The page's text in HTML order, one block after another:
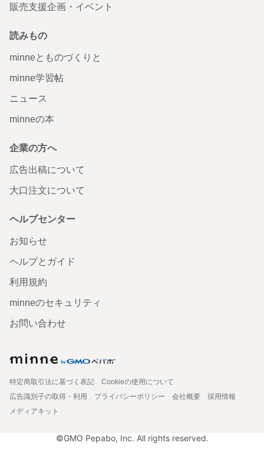
販売支援企画・イベント
読みもの
minneとものづくりと
minne学習帖
ニュース
minneの本
企業の方へ
広告出稿について
大口注文について
ヘルプセンター
お知らせ
ヘルプとガイド
利用規約
minneのセキュリティ
お問い合わせ
特定商取引法に基づく表記
Cookieの使用について
広告識別子の取得・利用
プライバシーポリシー 会社概要
採用情報
メディアキット
©GMO Pepabo, Inc. All rights reserved.